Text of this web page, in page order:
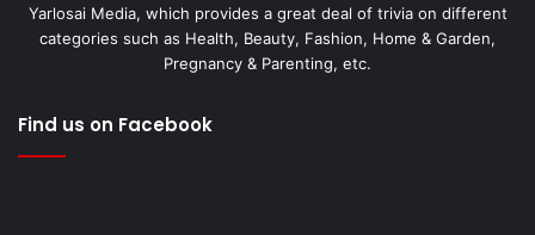
Yarlosai Media, which provides a great deal of trivia on different
categories such as Health, Beauty, Fashion, Home & Garden,
Pregnancy & Parenting, etc.
Find us on Facebook